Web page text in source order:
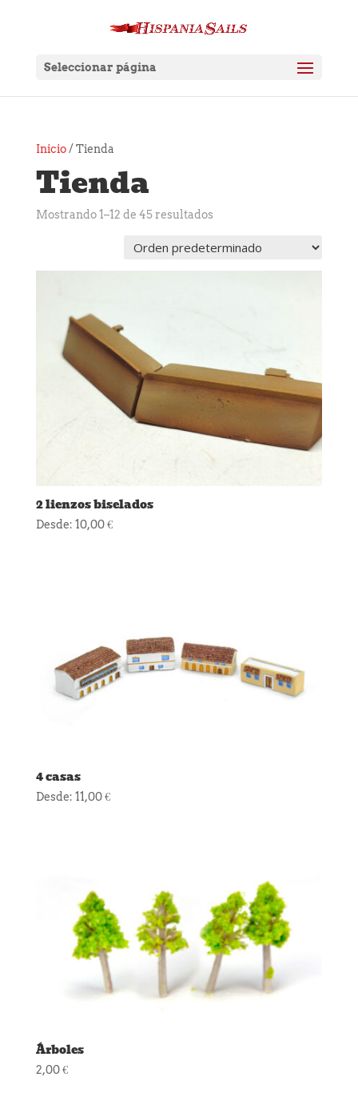
Seleccionar página
Inicio/ Tienda
Tienda
Mostrando 1–12 de 45 resultados
2 lienzos biselados
Desde: 10,00€
4 casas
Desde: 11,00€
Árboles
2,00€